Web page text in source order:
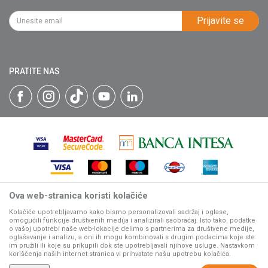
PIB: 102135221
Matični broj: 07593252
Najčešća pitanja
Katalozi
Isporuka
Plaćanje karticama
Web kredit Raiffeisen banke
Pravo na odustajanje
Povraćaj sredstava
Zamena artikala
Prijavite se
PRATITE NAS
Nastojimo da budemo što precizniji u opisu proizvoda, prikazu
slika i samih cena, ali ne možemo garantovati da su sve
informacije kompletne i bez grešaka.
Svi artikli prikazani na sajtu su deo naše ponude, ali ne
podrazumeva da su dostupni u svakom trenutku.
Ova web-stranica koristi kolačiće
Kolačiće upotrebljavamo kako bismo personalizovali sadržaj i oglase,
omogućili funkcije društvenih medija i analizirali saobraćaj. Isto tako, podatke
o vašoj upotrebi naše web-lokacije delimo s partnerima za društvene medije,
oglašavanje i analizu, a oni ih mogu kombinovati s drugim podacima koje ste
im pružili ili koje su prikupili dok ste upotrebljavali njihove usluge. Nastavkom
korišćenja naših internet stranica vi prihvatate našu upotrebu kolačića.